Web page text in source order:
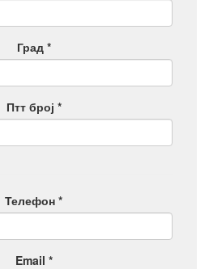
Град *
Птт број *
Телефон *
Email *